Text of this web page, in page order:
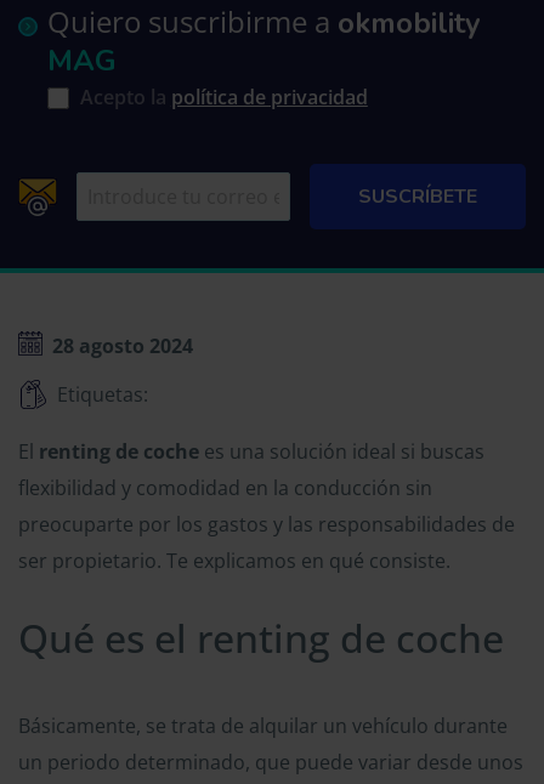
Quiero suscribirme a okmobility
MAG
Acepto la política de privacidad
28 agosto 2024
Etiquetas:
El renting de coche es una solución ideal si buscas
flexibilidad y comodidad en la conducción sin
preocuparte por los gastos y las responsabilidades de
ser propietario. Te explicamos en qué consiste.
Qué es el renting de coche
Básicamente, se trata de alquilar un vehículo durante
un periodo determinado, que puede variar desde unos